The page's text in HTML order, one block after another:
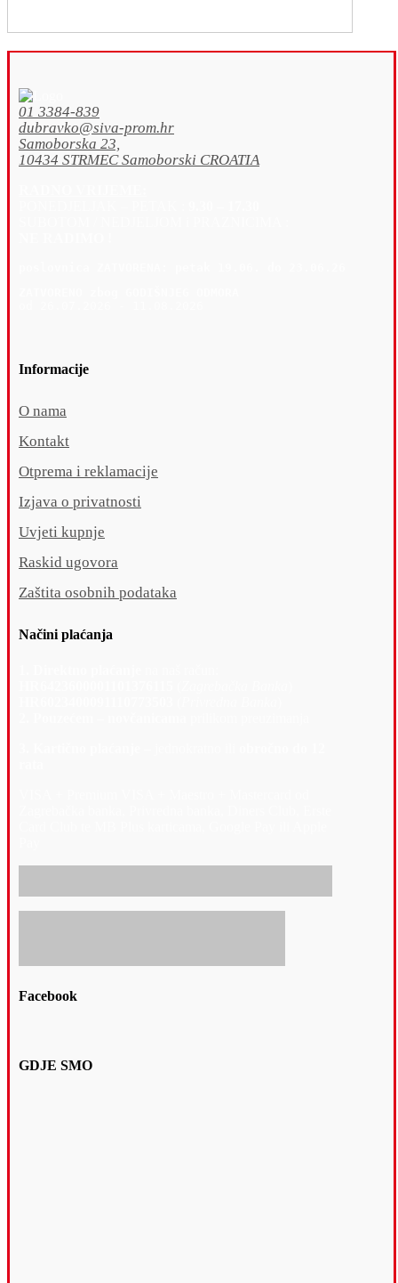
01 3384-839
dubravko@siva-prom.hr
Samoborska 23,
10434 STRMEC Samoborski CROATIA
Informacije
O nama
Kontakt
Otprema i reklamacije
Izjava o privatnosti
Uvjeti kupnje
Raskid ugovora
Zaštita osobnih podataka
Načini plaćanja
Facebook
GDJE SMO